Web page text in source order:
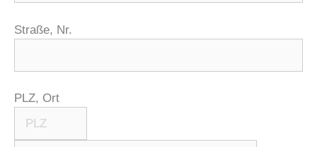
Straße, Nr.
PLZ, Ort